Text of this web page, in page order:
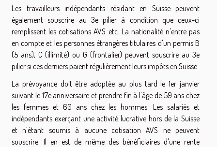
Les travailleurs indépendants résidant en Suisse peuvent
également souscrire au 3e pilier à condition que ceux-ci
remplissent les cotisations AVS etc. La nationalité n'entre pas
en compte et les personnes étrangères titulaires d'un permis B
(5 ans), C (illimité) ou G (frontalier) peuvent souscrire au 3e
pilier si ces derniers paient régulièrement leurs impôts en Suisse.
La prévoyance doit être adoptée au plus tard le 1er janvier
suivant le 17e anniversaire et prendre fin à l'âge de 59 ans chez
les femmes et 60 ans chez les hommes. Les salariés et
indépendants exerçant une activité lucrative hors de la Suisse
et n'étant soumis à aucune cotisation AVS ne peuvent
souscrire. Il en est de même des bénéficiaires d'une rente